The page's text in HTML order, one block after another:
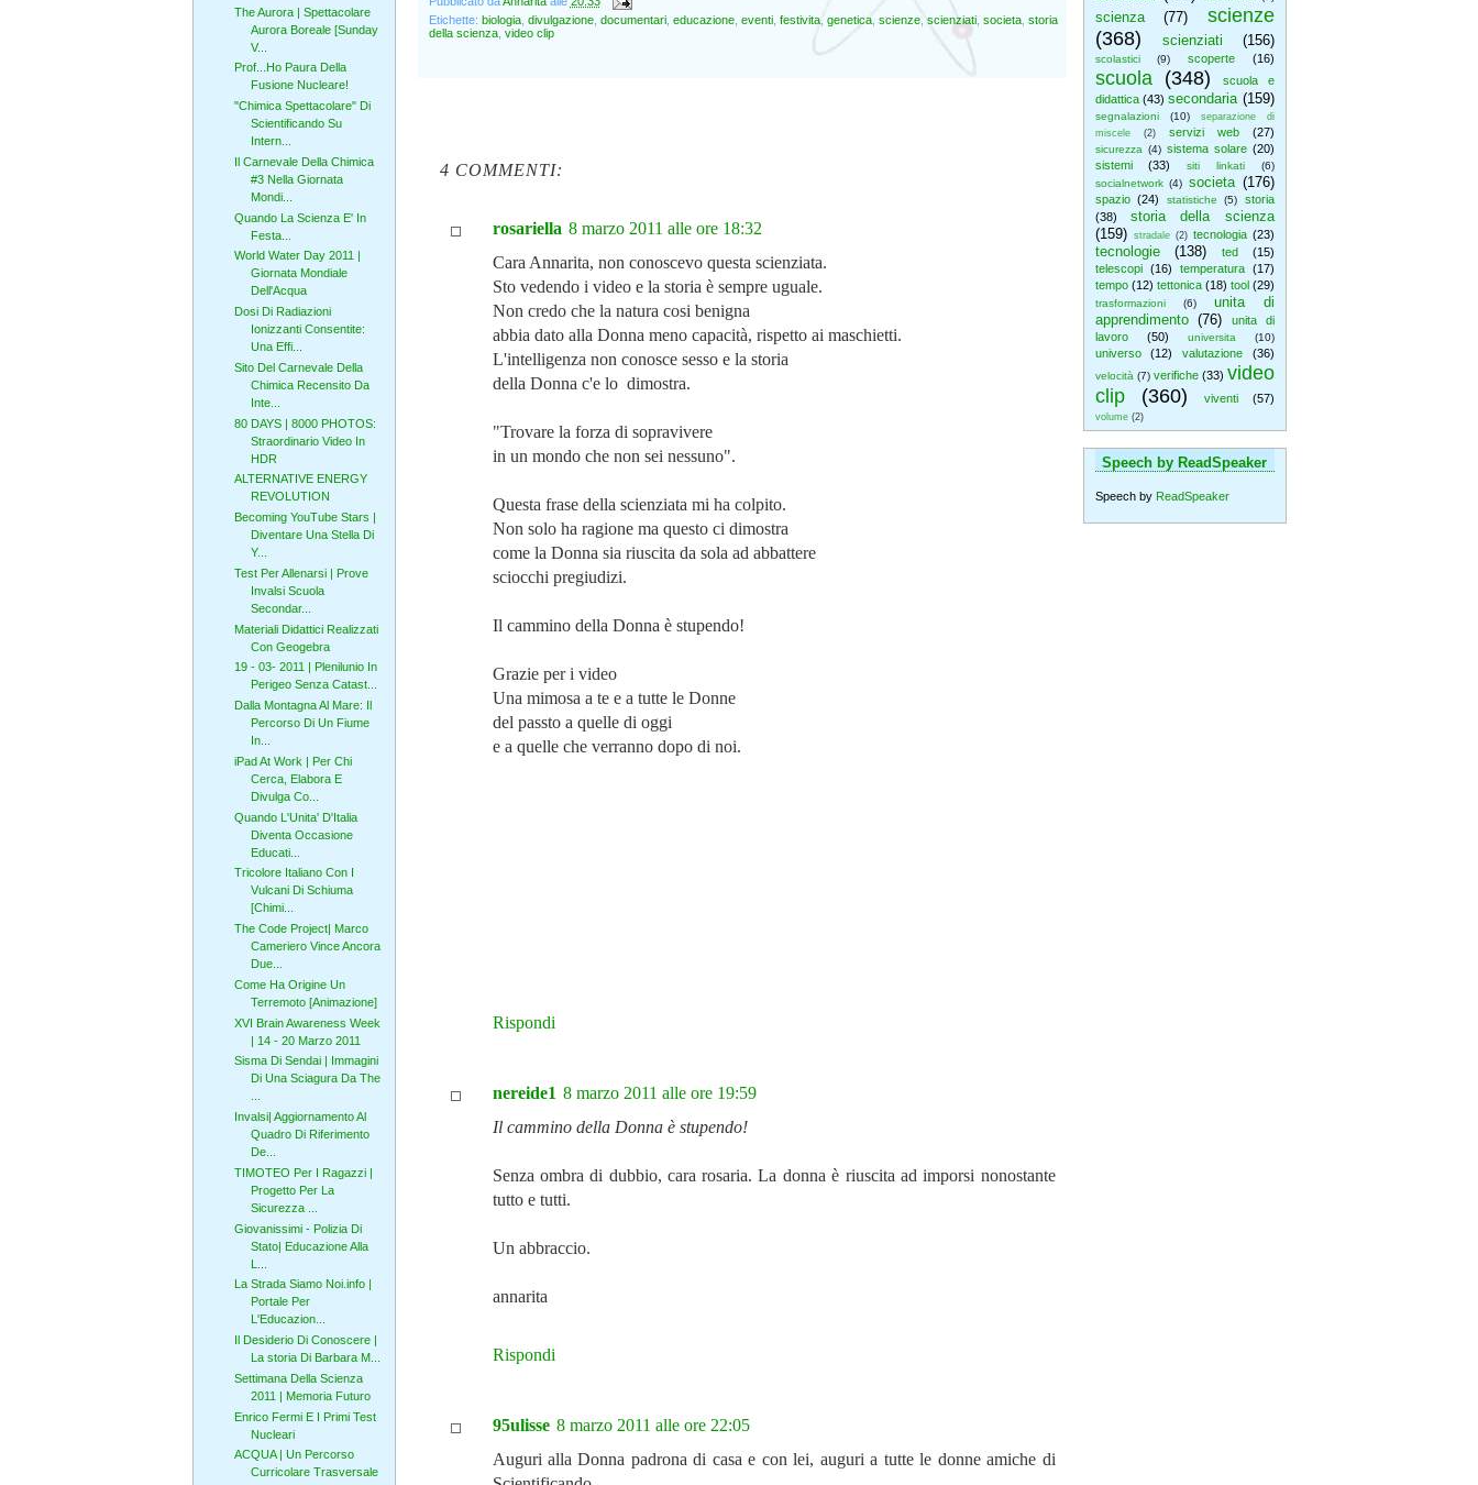
scienza (77)
scienze
(368)
scienziati (156)
scolastici (9) scoperte (16)
scuola (348)
scuola e
didattica (43) secondaria (159)
segnalazioni (10)
separazione di
miscele
(2) servizi web (27)
sicurezza (4) sistema solare (20)
sistemi
(33) siti linkati
(6)
socialnetwork (4) societa (176)
spazio (24) statistiche (5)
storia
(38)
storia della scienza
(159)
stradale (2) tecnologia (23)
tecnologie (138) ted
(15)
telescopi
(16) temperatura
(17)
tempo (12) tettonica (18) tool (29)
trasformazioni (6)
unita di
apprendimento (76)
unita di
lavoro
(50) universita (10)
universo (12) valutazione (36)
velocità (7) verifiche (33) video
clip
(360) viventi (57)
volume (2)
Speech by ReadSpeaker
Speech by ReadSpeaker
Etichette: biologia, divulgazione, documentari, educazione, eventi, festivita, genetica, scienze, scienziati, societa, storia
della scienza, video clip
4 COMMENTI:
rosariella 8 marzo 2011 alle ore 18:32
Cara Annarita, non conoscevo questa scienziata.
Sto vedendo i video e la storia è sempre uguale.
Non credo che la natura cosi benigna
abbia dato alla Donna meno capacità, rispetto ai maschietti.
L'intelligenza non conosce sesso e la storia
della Donna c'e lo dimostra.
"Trovare la forza di sopravivere
in un mondo che non sei nessuno".
Questa frase della scienziata mi ha colpito.
Non solo ha ragione ma questo ci dimostra
come la Donna sia riuscita da sola ad abbattere
sciocchi pregiudizi.
Il cammino della Donna è stupendo!
Grazie per i video
Una mimosa a te e a tutte le Donne
del passto a quelle di oggi
e a quelle che verranno dopo di noi.
Rispondi
nereide1 8 marzo 2011 alle ore 19:59
Il cammino della Donna è stupendo!
Senza ombra di dubbio, cara rosaria. La donna è riuscita ad imporsi nonostante
tutto e tutti.
Un abbraccio.
annarita
Rispondi
95ulisse 8 marzo 2011 alle ore 22:05
Auguri alla Donna padrona di casa e con lei, auguri a tutte le donne amiche di
The Aurora | Spettacolare
Aurora Boreale [Sunday
V...
Prof...Ho Paura Della
Fusione Nucleare!
"Chimica Spettacolare" Di
Scientificando Su
Intern...
Il Carnevale Della Chimica
#3 Nella Giornata
Mondi...
Quando La Scienza E' In
Festa...
World Water Day 2011 |
Giornata Mondiale
Dell'Acqua
Dosi Di Radiazioni
Ionizzanti Consentite:
Una Effi...
Sito Del Carnevale Della
Chimica Recensito Da
Inte...
80 DAYS | 8000 PHOTOS:
Straordinario Video In
HDR
ALTERNATIVE ENERGY
REVOLUTION
Becoming YouTube Stars |
Diventare Una Stella Di
Y...
Test Per Allenarsi | Prove
Invalsi Scuola
Secondar...
Materiali Didattici Realizzati
Con Geogebra
19 - 03- 2011 | Plenilunio In
Perigeo Senza Catast...
Dalla Montagna Al Mare: Il
Percorso Di Un Fiume
In...
iPad At Work | Per Chi
Cerca, Elabora E
Divulga Co...
Quando L'Unita' D'Italia
Diventa Occasione
Educati...
Tricolore Italiano Con I
Vulcani Di Schiuma
[Chimi...
The Code Project| Marco
Cameriero Vince Ancora
Due...
Come Ha Origine Un
Terremoto [Animazione]
XVI Brain Awareness Week
| 14 - 20 Marzo 2011
Sisma Di Sendai | Immagini
Di Una Sciagura Da The
Invalsi| Aggiornamento Al
Quadro Di Riferimento
De...
TIMOTEO Per I Ragazzi |
Progetto Per La
Sicurezza ...
Giovanissimi - Polizia Di
Stato| Educazione Alla
L...
La Strada Siamo Noi.info |
Portale Per
L'Educazion...
Il Desiderio Di Conoscere |
La storia Di Barbara M...
Settimana Della Scienza
2011 | Memoria Futuro
Enrico Fermi E I Primi Test
Nucleari
ACQUA | Un Percorso
Curricolare Trasversale